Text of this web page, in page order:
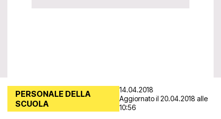
PERSONALE DELLA
SCUOLA
14.04.2018
Aggiornato il 20.04.2018 alle
10:56